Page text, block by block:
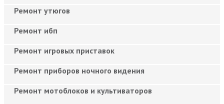
Ремонт утюгов
Ремонт ибп
Ремонт игровых приставок
Ремонт приборов ночного видения
Ремонт мотоблоков и культиваторов